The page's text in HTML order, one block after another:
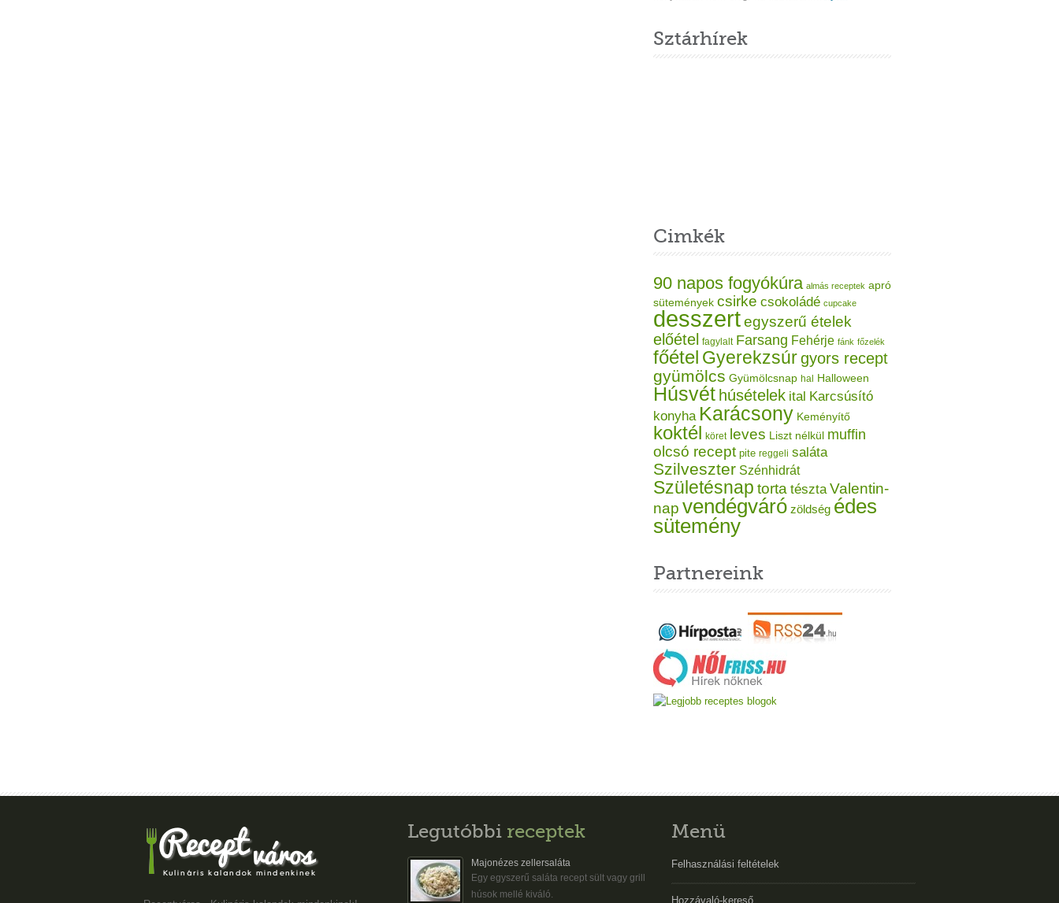
Sztárhírek
Cimkék
90 napos fogyókúra almás receptek apró
sütemények csirke csokoládé cupcake
desszertegyszerű ételek
előétel fagylalt Farsang Fehérje fánk főzelék
főétel Gyerekzsúrgyors recept
gyümölcs Gyümölcsnap hal Halloween
Húsvét húsételek ital Karcsúsító
konyha Karácsony Keményítő
koktél köret leves Liszt nélkül muffin
olcsó recept pite reggeli saláta
Szilveszter Szénhidrát
Születésnap torta tészta Valentin-
nap vendégváró zöldség édes
sütemény
Partnereink
Legutóbbi receptek
Majonézes zellersaláta
Egy egyszerű saláta recept sült vagy grill
húsok mellé kiváló.
Menü
Felhasználási feltételek
Hozzávaló-kereső